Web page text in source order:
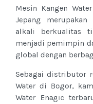
Mesin Kangen
Jepang
alkali berkualitas
menjadi pemimpin
global dengan
Sebagai distributor
Water di Bogor,
Water Enagic